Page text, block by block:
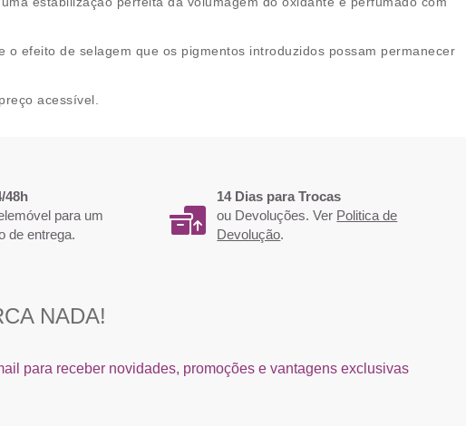
efeito de selagem que os pigmentos introduzidos possam permanecer
acessível.
48h
para um
de entrega.
14 Dias para Trocas
ou Devoluções. Ver Politica de
Devolução.